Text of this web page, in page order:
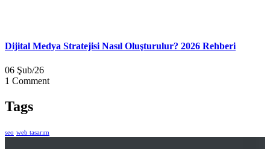
Dijital Medya Stratejisi Nasıl Oluşturulur? 2026 Rehberi
06 Şub/26
1 Comment
Tags
seo web tasarım